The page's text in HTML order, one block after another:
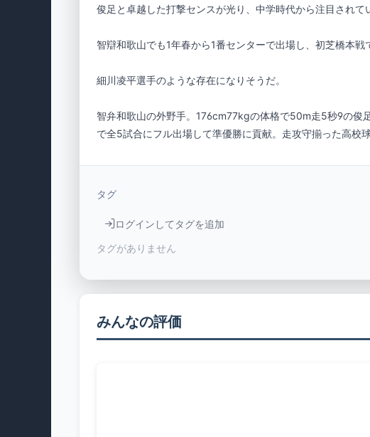
細川凌平選手のような存在になりそうだ。
智弁和歌山の外野手。176cm77kgの体格で50m走5秒9の俊
で全5試合にフル出場して準優勝に貢献。走攻守揃った高校
タグ
ログインしてタグを追加
タグがありません
みんなの評価